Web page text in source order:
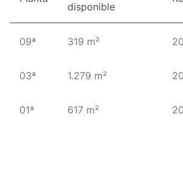
disponible
09ª 319 m²
03ª 1.279 m²
01ª 617 m²